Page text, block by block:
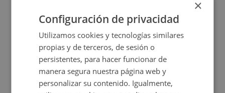
×
Configuración de privacidad
Utilizamos cookies y tecnologías similares
propias y de terceros, de sesión o
persistentes, para hacer funcionar de
manera segura nuestra página web y
personalizar su contenido. Igualmente,